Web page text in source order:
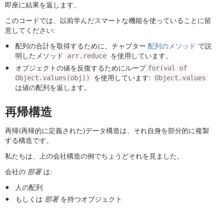
即座に結果を返します。
このコードでは、以前学んだスマートな機能を使っていることに留
意してください:
配列の合計を取得するために、チャプター 配列のメソッド で説
明したメソッド
arr.reduce を使用しています。
オブジェクトの値を反復するためにループ for(val of
Object.values(obj))
を使用しています: Object.values
は値の配列を返します。
再帰構造
再帰(再帰的に定義された)データ構造は、それ自身を部分的に複製
する構造です。
私たちは、上の会社構造の例でちょうどそれを見ました。
会社の 部署は:
人の配列
もしくは 部署を持つオブジェクト